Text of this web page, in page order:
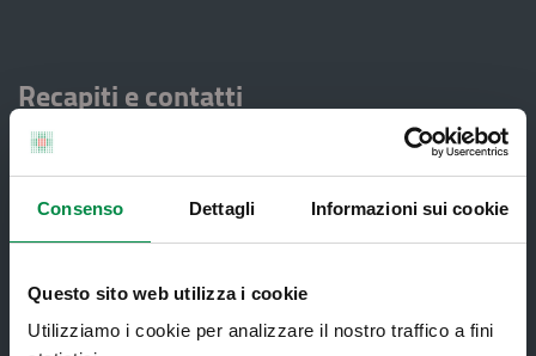
Consenso Dettagli Informazioni sui cookie
Questo sito web utilizza i cookie
Utilizziamo i cookie per analizzare il nostro traffico a fini
Recapiti e contatti
Azienda USL di Imola - Sede legale: Viale Amendola, 2
- 40026 Imola
T. +39 0542 604111 - F. +39 0542 604013 - CF
90000900374 - Partita IVA 00705271203
Servizi al cittadino